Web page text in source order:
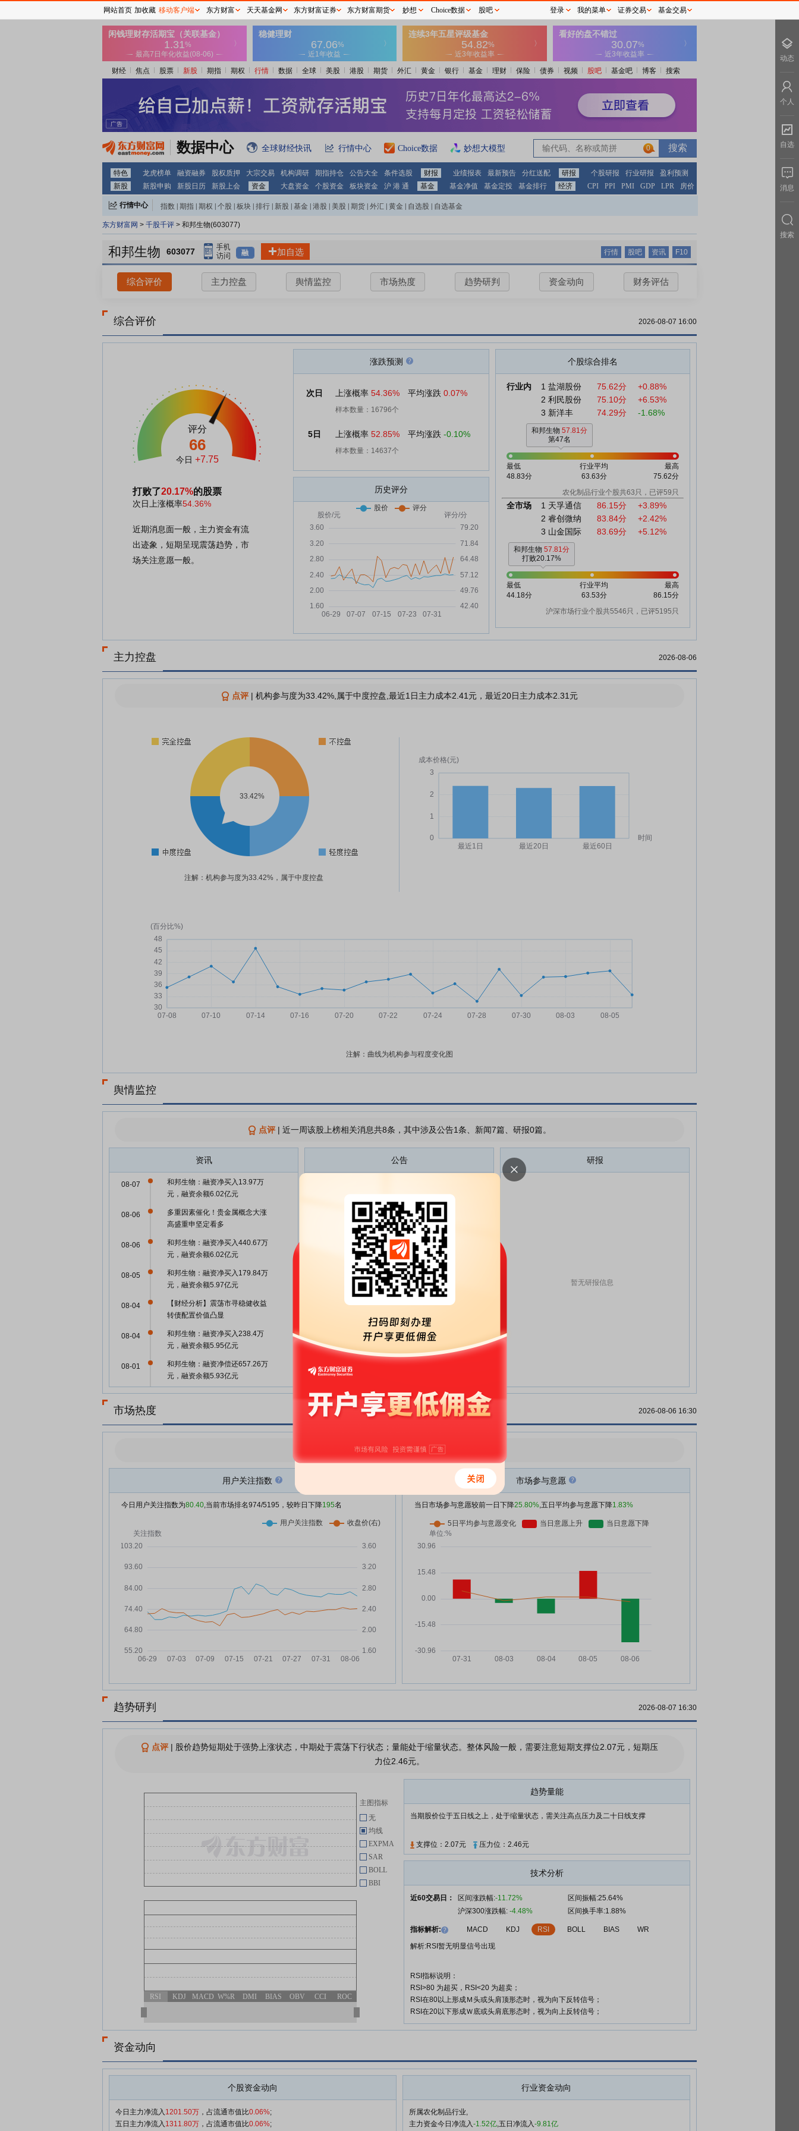
财经 焦点 股票 新股 期指 期权 行情 数据 全球 美股 港股 期货 外汇 黄金 银行 基金 理财 保险 债券 视频 股吧 基金吧 博客 搜索
数据中心 全球财经快讯 行情中心 Choice数据 妙想大模型 0
特色 龙虎榜单 融资融券 股权质押 大宗交易 机构调研 期指持仓 公告大全 条件选股 财报 业绩报表 最新预告 分红送配 研报 个股研报 行业研报
盈利预测
新股
新股申购 新股日历 新股上会 资金 大盘资金 个股资金 板块资金 沪 港 通 基金 基金净值 基金定投 基金排行 经济 CPI PPI PMI GDP LPR 房价
行情中心 指数 期指 期权 个股 板块 排行 新股 基金 港股 美股 期货 外汇 黄金 自选股 自选基金
东方财富网 > 千股千评 > 和邦生物(603077)
和邦生物 603077 融 加自选 行情 股吧 资讯 F10
综合评价 主力控盘 舆情监控 市场热度 趋势研判 资金动向 财务评估
综合评价 2026-08-07 16:00
评分
66
今日 +7.75
打败了20.17%的股票
次日上涨概率54.36%
近期消息面一般，主力资金有流
出迹象，短期呈现震荡趋势，市
场关注意愿一般。
涨跌预测
次日 上涨概率 54.36% 平均涨跌 0.07%
样本数量：16796个
5日 上涨概率 52.85% 平均涨跌 -0.10%
样本数量：14637个
历史评分
个股综合排名
行业内 1 盐湖股份 75.62分
+0.88%
2 利民股份 75.10分
+6.53%
3 新洋丰 74.29分 -1.68%
和邦生物 57.81分
第47名
最低
48.83分
行业平均
63.63分
最高
75.62分
农化制品行业个股共63只，已评59只
全市场 1 天孚通信 86.15分
+3.89%
2 睿创微纳 83.84分
+2.42%
3 山金国际 83.69分 +5.12%
和邦生物 57.81分
打败20.17%
最低
44.18分
行业平均
63.53分
最高
86.15分
沪深市场行业个股共5546只，已评5195只
主力控盘 2026-08-06
点评| 机构参与度为33.42%,属于中度控盘,最近1日主力成本2.41元，最近20日主力成本2.31元
33.42%
注解：机构参与度为33.42%，属于中度控盘
注解：曲线为机构参与程度变化图
舆情监控
点评| 近一周该股上榜相关消息共8条，其中涉及公告1条、新闻7篇、研报0篇。
资讯
和邦生物：融资净买入13.97万
元，融资余额6.02亿元
08-07
多重因素催化！贵金属概念大涨
高盛重申坚定看多
08-06
和邦生物：融资净买入440.67万
元，融资余额6.02亿元
08-06
和邦生物：融资净买入179.84万
元，融资余额5.97亿元
08-05
【财经分析】震荡市寻稳健收益
转债配置价值凸显
08-04
和邦生物：融资净买入238.4万
元，融资余额5.95亿元
08-04
和邦生物：融资净偿还657.26万
元，融资余额5.93亿元
08-01
和邦生物：融资净偿还1396.74万
和邦生物：融资净买入413.83万
07-30
流入这些股
磷肥及磷化工板块走高，川金诺涨
07-28
元，融资余额6.09亿元
和邦生物：融资净偿还358.65万
元，融资余额6.11亿元
07-24
07-22
和邦生物：融资净买入705.81万
元，融资余额6.21亿元
07-22
和邦生物：融资净偿还244.35万
公告
减持已回购股份的进展公告
和邦生物:和邦生物关于可转换公
司债券2026年跟踪评级结果的公
告
和邦生物:四川和邦生物科技股份
有限公司相关债券2026年跟踪评
级报告
和邦生物:和邦生物2026年半年度
和邦生物:和邦生物关于集中竞价
减持已回购股份的进展公告
和邦生物:和邦生物关于可转债转
向不特定对象发行可转换公司债券
受托管理事务报告(2025年度)
的公告
和邦生物:和邦生物第六届董事会
独立董事第七次专门会议决议公告
和邦生物:和邦生物关于召开2025
明会的公告
06-06
和邦生物:和邦生物关于集中竞价
和邦生物:和邦生物2026年第二次
临时股东会法律意见书
和邦生物:和邦生物2026年第二次
05-30
股计划首次持有人会议决议公告
和邦生物:和邦生物关于召开2026
05-14
和邦生物:和邦生物第七届董事会
大会选举职工代表董事的公告
和邦生物:和邦生物2025年年度股
东会决议公告
05-12
查看更多
研报
暂无研报信息
市场热度 2026-08-06 16:30
今日用户关注度有所下降，参与意愿有所减弱
市场参与意愿
当日市场参与意愿较前一日下降25.80%,五日平均参与意愿下降1.83%
用户关注指数
今日用户关注指数为80.40,当前市场排名974/5195，较昨日下降195名
趋势研判 2026-08-07 16:30
点评| 股价趋势短期处于强势上涨状态，中期处于震荡下行状态；量能处于缩量状态。整体风险一般，需要注意短期支撑位2.07元，短期压
力位2.46元。
趋势量能
当期股价位于五日线之上，处于缩量状态，需关注高点压力及二十日线支撑
支撑位：2.07元 压力位：2.46元
技术分析
近60交易日： 区间涨跌幅:-11.72%
区间振幅:25.64%
沪深300涨跌幅: -4.48% 区间换手率:1.88%
指标解析: MACD KDJ RSI BOLL BIAS
WR
解析:RSI暂无明显信号出现
RSI指标说明：
RSI>80 为超买，RSI<20 为超卖；
RSI在80以上形成Ｍ头或头肩顶形态时，视为向下反转信号；
RSI在20以下形成Ｗ底或头肩底形态时，视为向上反转信号；
主图指标
无
均线
EXPMA
SAR
BOLL
BBI
RSI KDJ MACD W%R DMI BIAS OBV CCI ROC
资金动向
个股资金动向
今日主力净流入 1201.50万 ，占流通市值比0.06%;
五日主力净流入 1311.80万 ，占流通市值比0.06%;
行业资金动向
所属农化制品行业,
主力资金今日净流入-1.52亿,五日净流入-9.81亿
网站首页 加收藏 移动客户端 东方财富 天天基金网 东方财富证券 东方财富期货 妙想 Choice数据 股吧 登录 我的菜单 证券交易 基金交易
动态
个人
自选
消息
搜索